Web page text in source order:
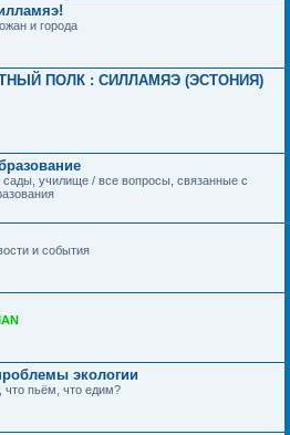
и города
ПОЛК : СИЛЛАМЯЭ (ЭСТОНИЯ)
училище / все вопросы, связанные с
и события
экологии
пьём, что едим?